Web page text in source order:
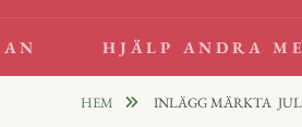
HJÄLP ANDRA
HEM INLÄGG MÄRKTA